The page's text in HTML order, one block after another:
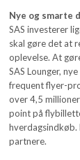
Nye og smarte
SAS investerer
skal gøre det at
oplevelse. At
SAS Lounger,
frequent flyer-
over 4,5
point på
hverdagsindkøb.
partnere.